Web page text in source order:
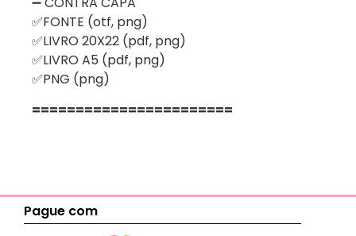
✅FONTE (otf, png)
✅LIVRO 20X22 (pdf, png)
✅LIVRO A5 (pdf, png)
✅PNG (png)
=======================
Pague com